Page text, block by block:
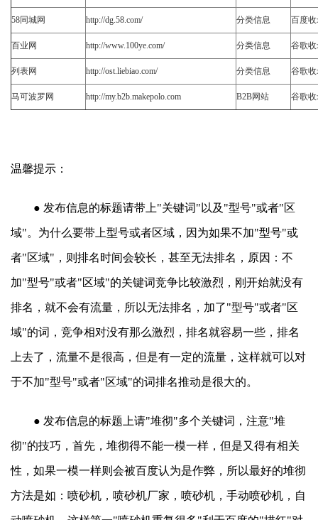
58同城网 http://dg.58.com/ 分类信息 百度
百业网 http://www.100ye.com/ 分类信息 谷歌
列表网 http://ost.liebiao.com/ 分类信息 谷歌
马可波罗网 http://my.b2b.makepolo.com B2B网站 谷歌
温馨提示：
● 发布信息的标题请带上"关键词"以及"型号"或者"区
域"。为什么要带上型号或者区域，因为如果不加"型号"或
者"区域"，则排名时间会较长，甚至无法排名，原因：不
加"型号"或者"区域"的关键词竞争比较激烈，刚开始就没有
排名，就不会有流量，所以无法排名，加了"型号"或者"区
域"的词，竞争相对没有那么激烈，排名就容易一些，排名
上去了，流量不是很高，但是有一定的流量，这样就可以对
于不加"型号"或者"区域"的词排名推动是很大的。
● 发布信息的标题上请"堆彻"多个关键词，注意"堆
彻"的技巧，首先，堆彻得不能一模一样，但是又得有相关
性，如果一模一样则会被百度认为是作弊，所以最好的堆彻
方法是如：喷砂机，喷砂机厂家，喷砂机，手动喷砂机，自